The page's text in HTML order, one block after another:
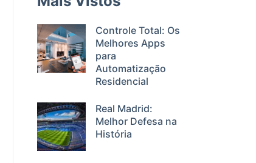
Controle Total: Os
Melhores Apps
para
Automatização
Residencial
Real Madrid:
Melhor Defesa na
História